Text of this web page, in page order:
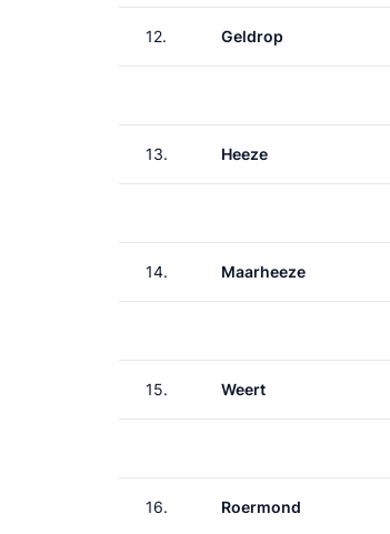
12. Geldrop
13. Heeze
14. Maarheeze
15. Weert
16. Roermond